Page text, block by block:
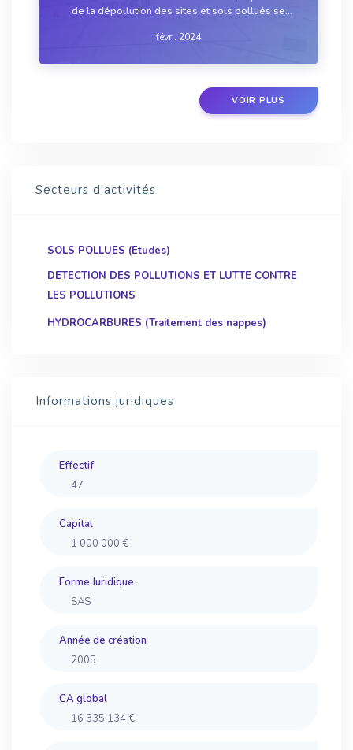
de la dépollution des sites et sols pollués se
techniques, «?nouveaux?» polluants, nouvelles
févr.. 2024
VOIR PLUS
Secteurs d'activités
SOLS POLLUES (Etudes)
DETECTION DES POLLUTIONS ET LUTTE CONTRE
LES POLLUTIONS
HYDROCARBURES (Traitement des nappes)
Informations juridiques
Effectif
47
Capital
1 000 000 €
Forme Juridique
SAS
Année de création
2005
CA global
16 335 134 €